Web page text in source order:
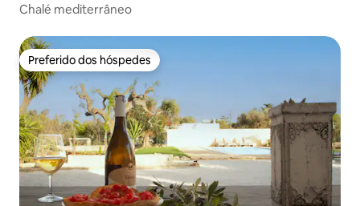
Chalé mediterrâneo
Preferido dos hóspedes
Preferido dos hóspedes